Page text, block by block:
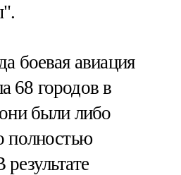
боевая авиация
68 городов в
были либо
полностью